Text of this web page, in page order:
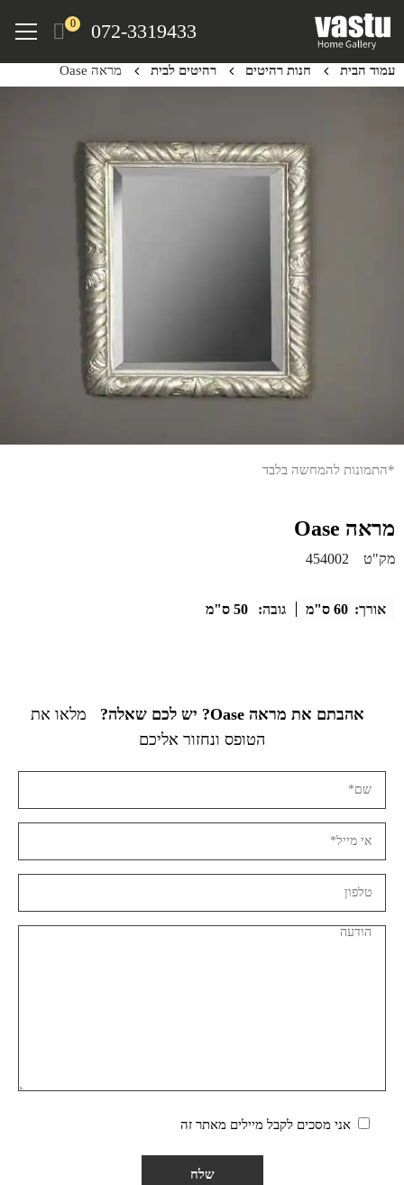
content
072-3319433
0
Menu
עמוד הבית חנות רהיטים רהיטים לבית מראה Oase
*התמונות להמחשה בלבד
מראה Oase
מק"ט 454002
אורך: 60 ס"מ גובה: 50 ס"מ
אהבתם את מראה Oase? יש לכם שאלה?
מלאו את
הטופס ונחזור אליכם
אני מסכים לקבל מיילים מאתר זה